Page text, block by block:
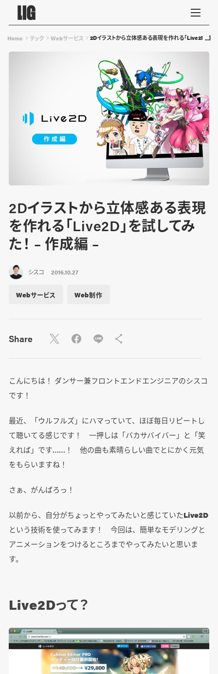
Home テック Webサービス 2Dイラストから立体感ある表現を作れる「Live2D」を
2Dイラストから立体感ある表現
を作れる「Live2D」を試してみ
た！ – 作成編 –
シスコ 2016.10.27
Webサービス Web制作
Share
こんにちは！ ダンサー兼フロントエンドエンジニアのシスコ
です！
最近、「ウルフルズ」にハマっていて、ほぼ毎日リピートし
て聴いてる感じです！ 一押しは「バカサバイバー」と「笑
えれば」です……！ 他の曲も素晴らしい曲でとにかく元気
をもらいますね！
さぁ、がんばろっ！
以前から、自分がちょっとやってみたいと感じていたLive2D
という技術を使ってみます！ 今回は、簡単なモデリングと
アニメーションをつけるところまでやってみたいと思いま
す。
Live2Dって？